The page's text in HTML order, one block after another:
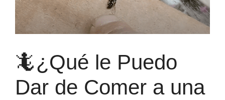
🦎¿Qué le Puedo
Dar de Comer a una